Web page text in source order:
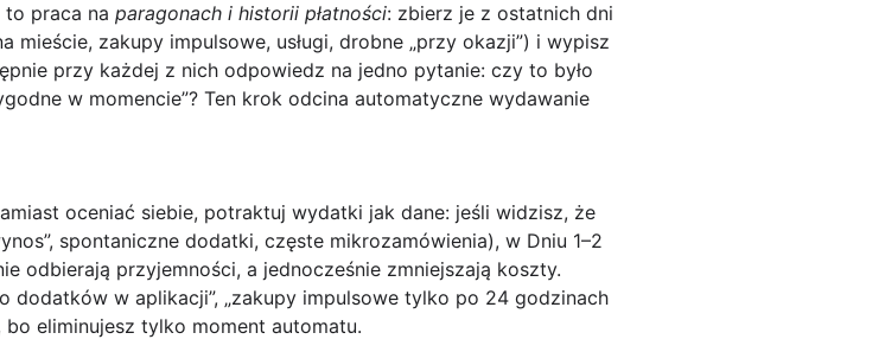
to praca na paragonach i historii płatności: zbierz je z ostatnich dni
zakupy impulsowe, usługi, drobne „przy okazji”) i wypisz
przy każdej z nich odpowiedz na jedno pytanie: czy to było
w momencie”? Ten krok odcina automatyczne wydawanie
oceniać siebie, potraktuj wydatki jak dane: jeśli widzisz, że
spontaniczne dodatki, częste mikrozamówienia), w Dniu 1–2
odbierają przyjemności, a jednocześnie zmniejszają koszty.
dodatków w aplikacji”, „zakupy impulsowe tylko po 24 godzinach
eliminujesz tylko moment automatu.